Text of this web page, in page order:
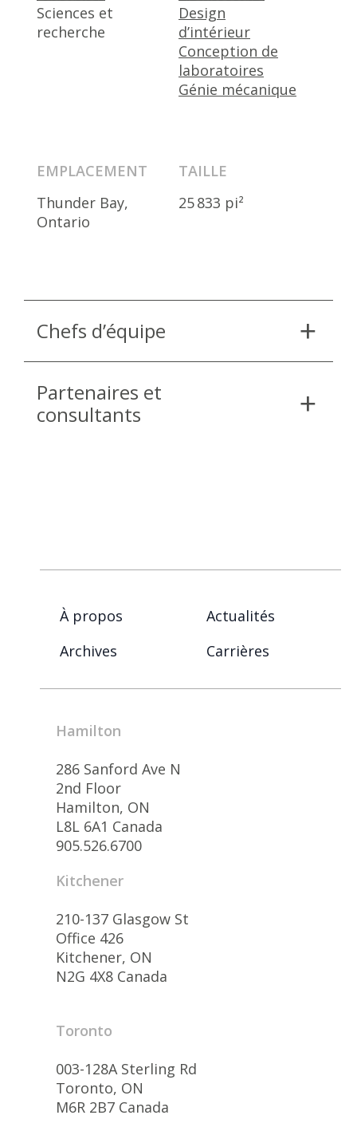
Sciences et
recherche
Design
d’intérieur
Conception de
laboratoires
Génie mécanique
EMPLACEMENT
Thunder Bay,
Ontario
TAILLE
25 833 pi²
Chefs d’équipe
Partenaires et
consultants
À propos
Actualités
Archives
Carrières
Hamilton
286 Sanford Ave N
2nd Floor
Hamilton, ON
L8L 6A1 Canada
905.526.6700
Kitchener
210-137 Glasgow St
Office 426
Kitchener, ON
N2G 4X8 Canada
Toronto
003-128A Sterling Rd
Toronto, ON
M6R 2B7 Canada